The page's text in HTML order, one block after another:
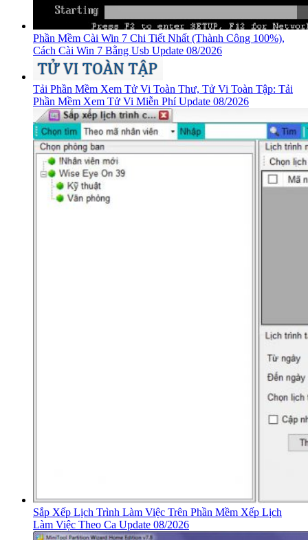
Phần Mềm Cài Win 7 Chi Tiết Nhất (Thành Công 100%),
Cách Cài Win 7 Bằng Usb Update 08/2026
Tải Phần Mềm Xem Tử Vi Toàn Thư, Tử Vi Toàn Tập: Tải
Phần Mềm Xem Tử Vi Miễn Phí Update 08/2026
Sắp Xếp Lịch Trình Làm Việc Trên Phần Mềm Xếp Lịch
Làm Việc Theo Ca Update 08/2026